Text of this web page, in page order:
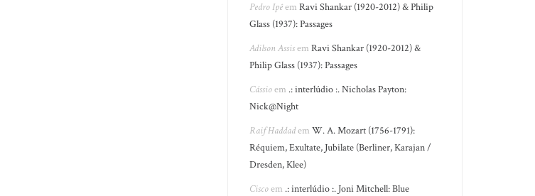
Pedro IpêemRavi Shankar (1920-2012) & Philip
Glass (1937): Passages
Adilson AssisemRavi Shankar (1920-2012) &
Philip Glass (1937): Passages
Cássioem .: interlúdio :. Nicholas Payton:
Nick@Night
Raif HaddademW. A. Mozart (1756-1791):
Réquiem, Exultate, Jubilate (Berliner, Karajan /
Dresden, Klee)
Ciscoem .: interlúdio :. Joni Mitchell: Blue